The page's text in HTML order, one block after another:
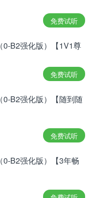
免费试听
0-B2强化版）【1V1尊
免费试听
0-B2强化版）【随到随
免费试听
0-B2强化版）【3年畅